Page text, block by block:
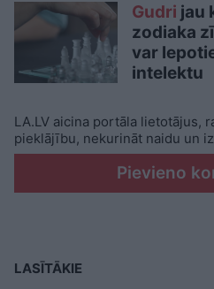
Gudri jau
zodiaka
var
intelektu
LA.LV aicina portāla lietotājus,
pieklājību, nekurināt naidu un
Pievieno
LASĪTĀKIE